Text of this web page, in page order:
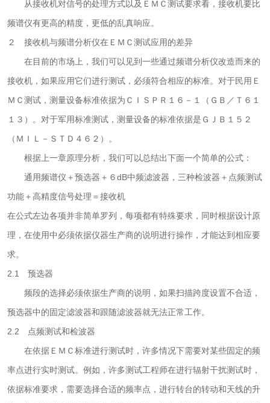
从接收机对信号的处理方式以及ＥＭＣ测试要求看，接收机要比
频谱仪有更高的精度，更低的乱真响应。
２ 接收机与频谱分析仪在ＥＭＣ测试应用的差异
在目前的市场上，我们可以见到一些通过频谱分析仪改造而来的
接收机，如果应用它们进行测试，必须符合相应的标准。对于民用Ｅ
ＭＣ测试，测量设备标准依据为ＣＩＳＰＲ１６－１（ＧＢ／Ｔ６１
１３）。对于军用标准测试，测量设备的标准依据是ＧＪＢ１５２
（ＭＩＬ－ＳＴＤ４６２）。
根据上一章原理分析，我们可以总结出下面一个简单的公式：
通用频谱仪＋预选器＋６dB中频滤波器，三种检波器＋点频测试
功能＋高精度信号处理＝接收机
在公式左边各项并非简单罗列，每项都有特殊要求，同时根据设计原
理，在使用中必须依据仪器生产商的说明进行操作，才能达到相应要
求。
2.1 预选器
频段的选择必须依据生产商的说明，如果扫描跨度设置不合适，
预选器中的固定滤波器和跟随滤波器就无法正常工作。
2.2 点频测试和检波器
在依据ＥＭＣ标准进行测试时，许多情况下需要对某些固定的频
率点进行实时测试。例如，许多测试工程师在进行辐射干扰测试时，
依据标准要求，需要选择合适的频率点，进行转台的转动和天线的升